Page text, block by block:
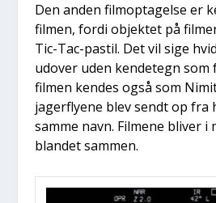
Den anden film­op­ta­gel­se er
fil­men, for­di objek­tet på
Tic-Tac-pastil. Det vil sige
u­d­over uden ken­de­tegn som
fil­men ken­des også som
jager­fly­e­ne blev sendt op fra
sam­me navn. Fil­me­ne bli­ver
blan­det sam­men.